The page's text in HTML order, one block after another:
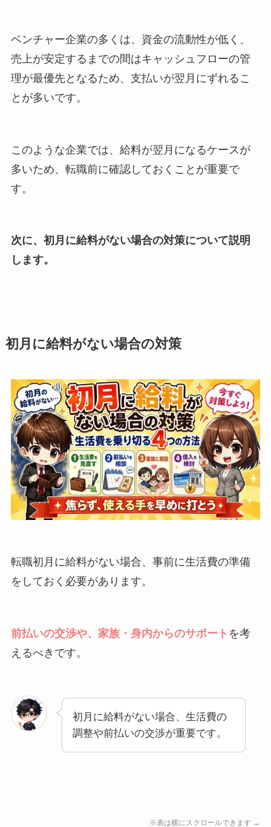
ベンチャー企業の多くは、資金の流動性が低く、
売上が安定するまでの間はキャッシュフローの管
理が最優先となるため、支払いが翌月にずれるこ
とが多いです。
このような企業では、給料が翌月になるケースが
多いため、転職前に確認しておくことが重要で
す。
次に、初月に給料がない場合の対策について説明
します。
初月に給料がない場合の対策
転職初月に給料がない場合、事前に生活費の準備
をしておく必要があります。
前払いの交渉や、家族・身内からのサポート を考
えるべきです。
初月に給料がない場合、生活費の
調整や前払いの交渉が重要です。
※表は横にスクロールできます →